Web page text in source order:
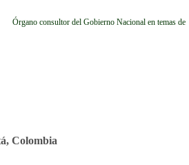
Órgano consultor del Gobierno Nacional en temas
Colombia